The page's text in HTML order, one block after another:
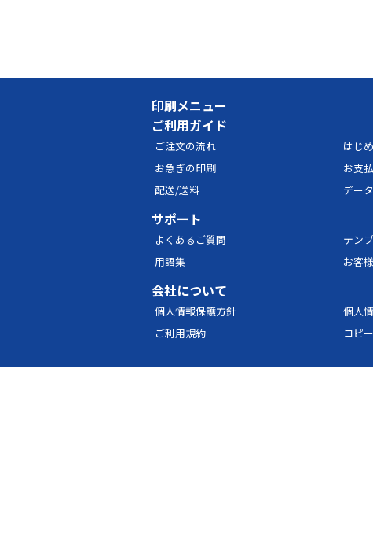
印刷メニュー
ご利用ガイド
ご注文の流れ はじ
お急ぎの印刷
お支
配送/送料
デー
サポート
よくあるご質問 テン
用語集
お客
会社について
個人情報保護方針 個人
ご利用規約
コピ